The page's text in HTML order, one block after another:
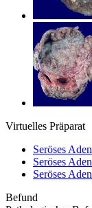
Virtuelles Präparat
Seröses
Seröses
Seröses
Befund